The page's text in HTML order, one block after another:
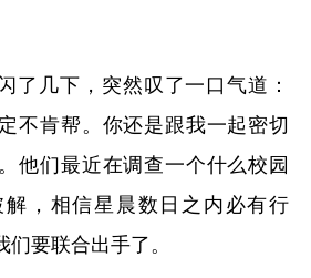
了几下，突然叹了一口气道：
不肯帮。你还是跟我一起密切
他们最近在调查一个什么校园
，相信星晨数日之内必有行
要联合出手了。